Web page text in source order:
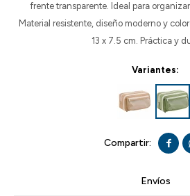
frente transparente. Ideal para
Material resistente, diseño moderno y
13 x 7.5 cm. Práctica y
Variantes:

Envíos